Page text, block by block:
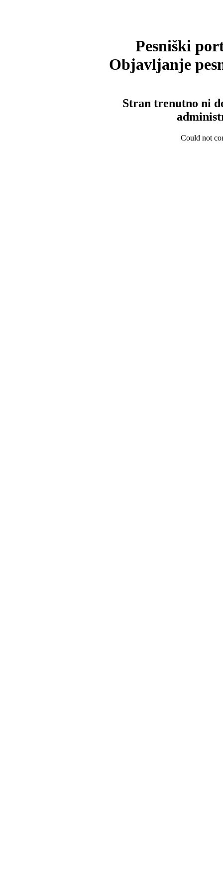
Pesniški
Objavljanje
Stran trenutno ni
Could not